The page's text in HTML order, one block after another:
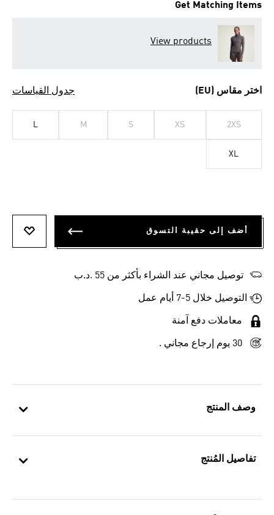
وصف المنتج
تفاصيل المُنتج
Get Matching Items
View products
اختر مقاس (EU) جدول القياسات
2XS
XS
S
M
L
XL
أضف إلى حقيبة التسوق
توصيل مجاني عند الشراء بأكثر من 55 .د.ب‎
التوصيل خلال 5-7 أيام عمل
معاملات دفع آمنة